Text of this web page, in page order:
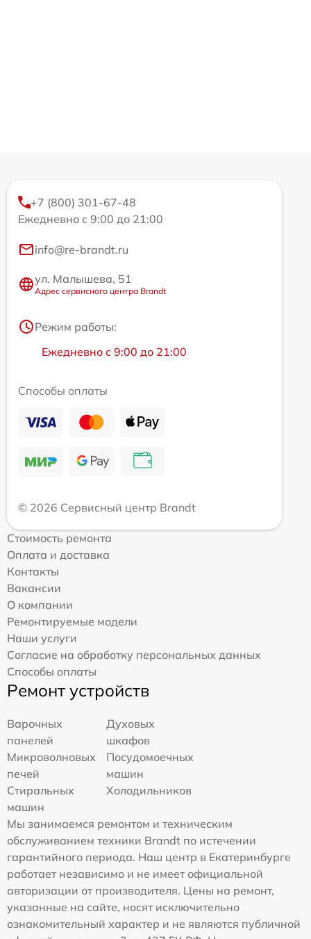
+7 (800) 301-67-48
Ежедневно с 9:00 до 21:00
info@re-brandt.ru
ул. Малышева, 51
Адрес сервисного центра Brandt
Режим работы:
Ежедневно с 9:00 до 21:00
Способы оплаты
© 2026 Сервисный центр Brandt
Стоимость ремонта
Оплата и доставка
Контакты
Вакансии
О компании
Ремонтируемые модели
Наши услуги
Согласие на обработку персональных данных
Способы оплаты
Ремонт устройств
Варочных
панелей
Духовых
шкафов
Микроволновых
печей
Посудомоечных
машин
Стиральных
машин
Холодильников
Мы занимаемся ремонтом и техническим
обслуживанием техники Brandt по истечении
гарантийного периода. Наш центр в Екатеринбурге
работает независимо и не имеет официальной
авторизации от производителя. Цены на ремонт,
указанные на сайте, носят исключительно
ознакомительный характер и не являются публичной